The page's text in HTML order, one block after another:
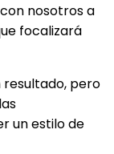
nosotros a
focalizará
resultado, pero
un estilo de